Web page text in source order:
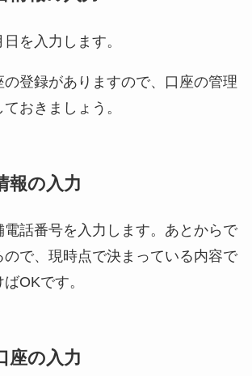
を入力します。
の登録がありますので、口座の管理
おきましょう。
報の入力
電話番号を入力します。あとからで
ので、現時点で決まっている内容で
OKです。
座の入力